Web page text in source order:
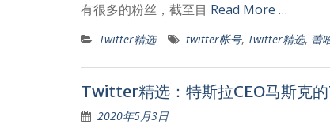
有很多的粉丝，截至目 Read More …
Twitter精选 twitter帐号, Twitter精选, 蕾
Twitter精选：特斯拉CEO马斯克
2020年5月3日